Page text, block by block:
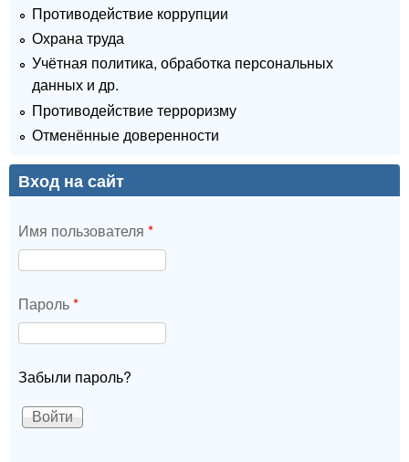
Противодействие коррупции
Охрана труда
Учётная политика, обработка персональных
данных и др.
Противодействие терроризму
Отменённые доверенности
Вход на сайт
Имя пользователя *
Пароль*
Забыли пароль?